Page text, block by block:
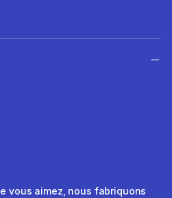
vous aimez, nous fabriquons